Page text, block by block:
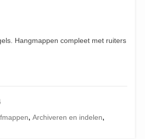
Hangmappen compleet met ruiters
, Archiveren en indelen,